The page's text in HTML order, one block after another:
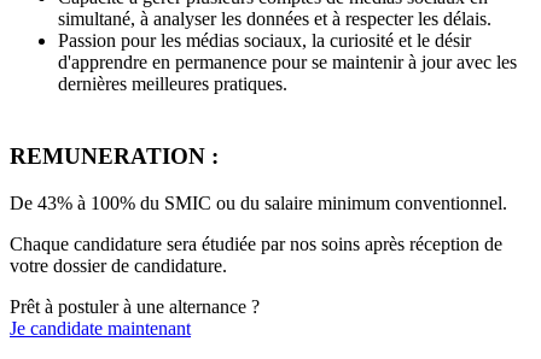
simultané, à analyser les données et à respecter les délais.
Passion pour les médias sociaux, la curiosité et le désir
d'apprendre en permanence pour se maintenir à jour avec les
dernières meilleures pratiques.
REMUNERATION :
De 43% à 100% du SMIC ou du salaire minimum conventionnel.
Chaque candidature sera étudiée par nos soins après réception de
votre dossier de candidature.
Prêt à postuler à une alternance ?
Je candidate maintenant